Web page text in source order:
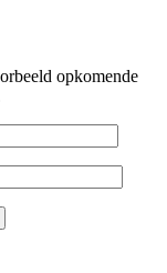
opkomende